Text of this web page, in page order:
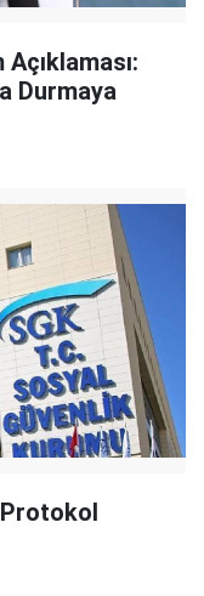
Durmaya
Protokol